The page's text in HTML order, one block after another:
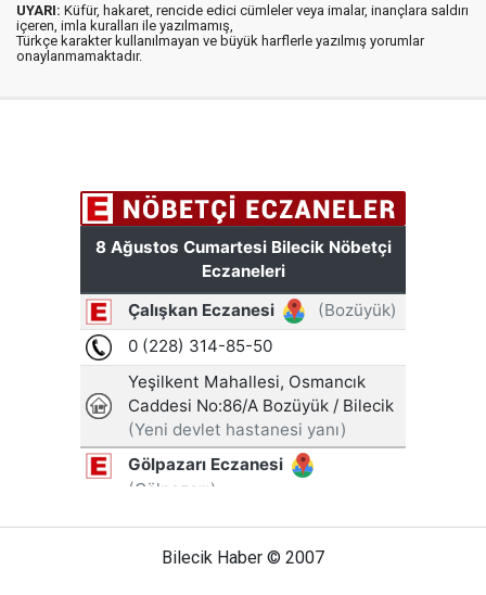
UYARI: Küfür, hakaret, rencide edici cümleler veya imalar, inançlara saldırı
içeren, imla kuralları ile yazılmamış,
Türkçe karakter kullanılmayan ve büyük harflerle yazılmış yorumlar
onaylanmamaktadır.
Bilecik Haber © 2007